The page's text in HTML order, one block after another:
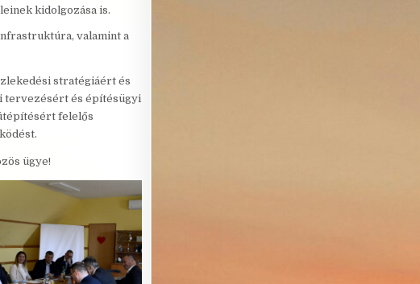
kidolgozása is.
valamint a
stratégiáért és
tervezésért és építésügyi
felelős
ügye!